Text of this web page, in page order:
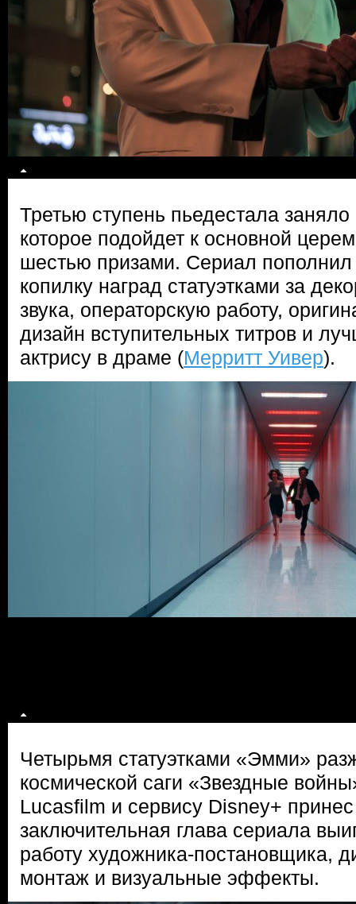
Третью ступень пьедестала заняло
которое подойдет к основной
шестью призами. Сериал
копилку наград статуэтками за
звука, операторскую работу,
дизайн вступительных титров и
актрису в драме (Мерритт Уивер).
Четырьмя статуэтками «Эмми»
космической саги «Звездные
Lucasfilm и сервису Disney+
заключительная глава сериала
работу художника-постановщика,
монтаж и визуальные эффекты.